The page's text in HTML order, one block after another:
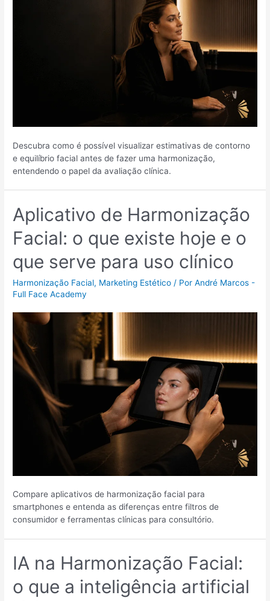
Descubra como é possível visualizar estimativas de contorno
e equilíbrio facial antes de fazer uma harmonização,
entendendo o papel da avaliação clínica.
Aplicativo de Harmonização
Facial: o que existe hoje e o
que serve para uso clínico
Harmonização Facial, Marketing Estético / PorAndré Marcos -
Full Face Academy
Compare aplicativos de harmonização facial para
smartphones e entenda as diferenças entre filtros de
consumidor e ferramentas clínicas para consultório.
IA na Harmonização Facial:
o que a inteligência artificial